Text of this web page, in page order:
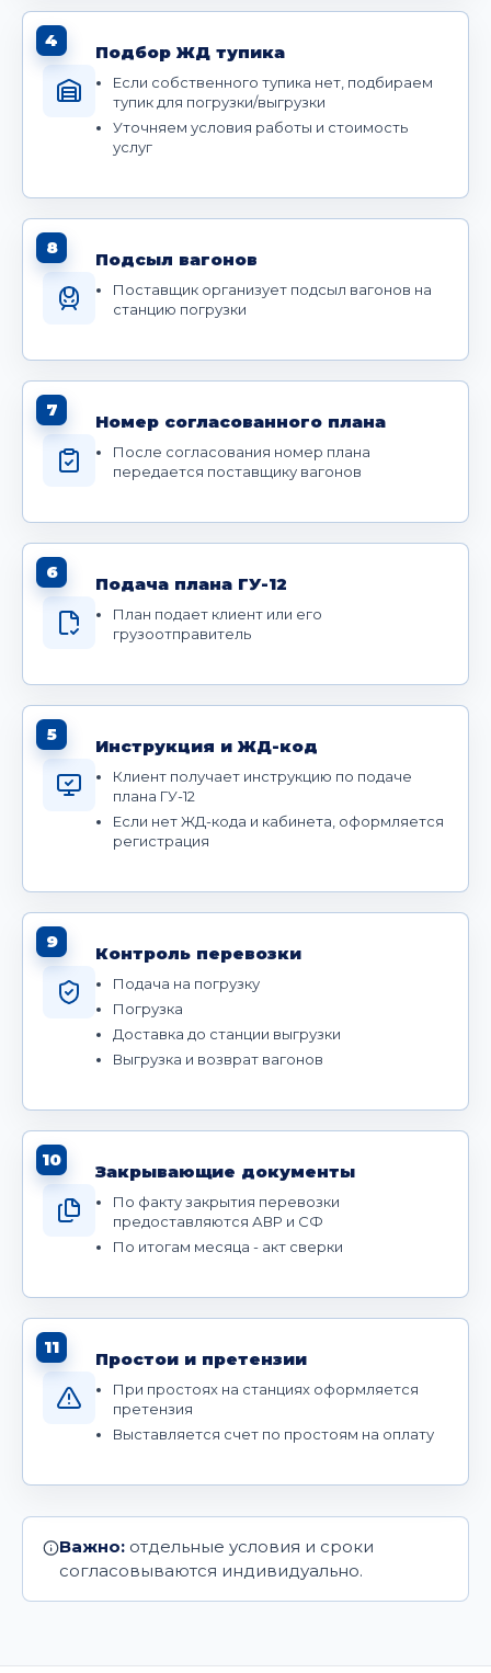
4
Подбор ЖД тупика
Если собственного тупика нет, подбираем
тупик для погрузки/выгрузки
Уточняем условия работы и стоимость
услуг
8
Подсыл вагонов
Поставщик организует подсыл вагонов на
станцию погрузки
7
Номер согласованного плана
После согласования номер плана
передается поставщику вагонов
6
Подача плана ГУ-12
План подает клиент или его
грузоотправитель
5
Инструкция и ЖД-код
Клиент получает инструкцию по подаче
плана ГУ-12
Если нет ЖД-кода и кабинета, оформляется
регистрация
9
Контроль перевозки
Подача на погрузку
Погрузка
Доставка до станции выгрузки
Выгрузка и возврат вагонов
10
Закрывающие документы
По факту закрытия перевозки
предоставляются АВР и СФ
По итогам месяца - акт сверки
11
Простои и претензии
При простоях на станциях оформляется
претензия
Выставляется счет по простоям на оплату
Важно: отдельные условия и сроки
согласовываются индивидуально.